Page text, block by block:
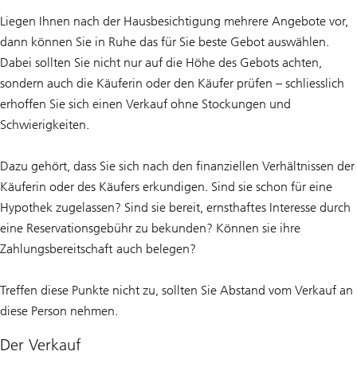
Liegen Ihnen nach der Hausbesichtigung mehrere Angebote vor,
dann können Sie in Ruhe das für Sie beste Gebot auswählen.
Dabei sollten Sie nicht nur auf die Höhe des Gebots achten,
sondern auch die Käuferin oder den Käufer prüfen – schliesslich
erhoffen Sie sich einen Verkauf ohne Stockungen und
Schwierigkeiten.
Dazu gehört, dass Sie sich nach den finanziellen Verhältnissen der
Käuferin oder des Käufers erkundigen. Sind sie schon für eine
Hypothek zugelassen? Sind sie bereit, ernsthaftes Interesse durch
eine Reservationsgebühr zu bekunden? Können sie ihre
Zahlungsbereitschaft auch belegen?
Treffen diese Punkte nicht zu, sollten Sie Abstand vom Verkauf an
diese Person nehmen.
Der Verkauf